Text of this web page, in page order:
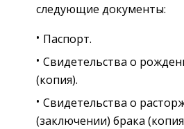
следующие документы:
Паспорт.
Свидетельства о
(копия).
Свидетельства о
(заключении) брака